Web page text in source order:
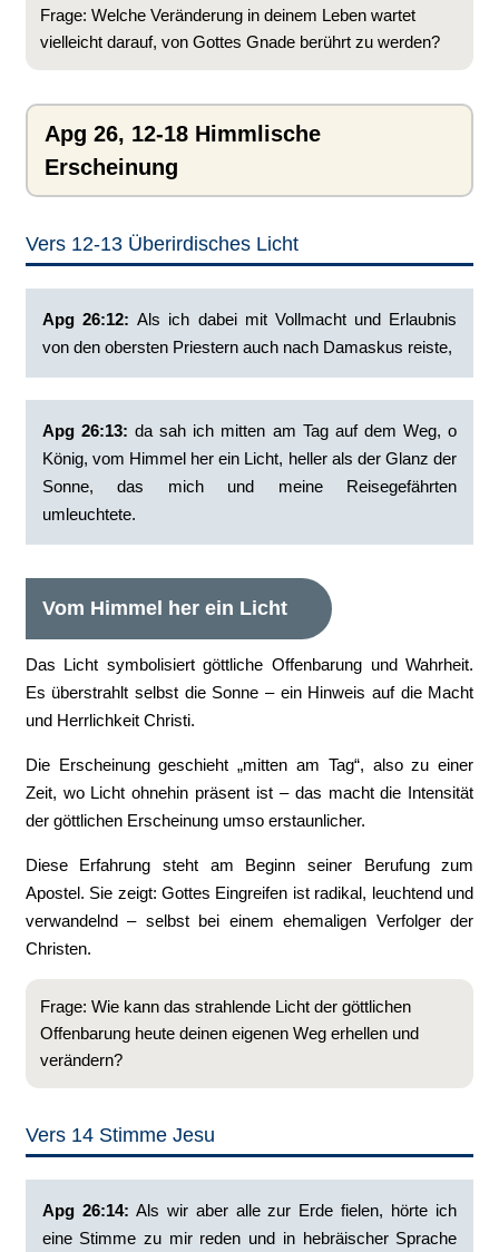
Frage: Welche Veränderung in deinem Leben wartet
vielleicht darauf, von Gottes Gnade berührt zu werden?
Apg 26, 12-18 Himmlische
Erscheinung
Vers 12-13 Überirdisches Licht
Apg 26:12:‭Als ich dabei mit Vollmacht und Erlaubnis
von den obersten Priestern auch nach Damaskus reiste,
Apg 26:13: ‭da sah ich mitten am Tag auf dem Weg, o
König, vom Himmel her ein Licht, heller als der Glanz der
Sonne, das mich und meine Reisegefährten
umleuchtete.
Vom Himmel her ein Licht
Das Licht symbolisiert göttliche Offenbarung und Wahrheit.
Es überstrahlt selbst die Sonne – ein Hinweis auf die Macht
und Herrlichkeit Christi.
Die Erscheinung geschieht „mitten am Tag“, also zu einer
Zeit, wo Licht ohnehin präsent ist – das macht die Intensität
der göttlichen Erscheinung umso erstaunlicher.
Diese Erfahrung steht am Beginn seiner Berufung zum
Apostel. Sie zeigt: Gottes Eingreifen ist radikal, leuchtend und
verwandelnd – selbst bei einem ehemaligen Verfolger der
Christen.
Frage: Wie kann das strahlende Licht der göttlichen
Offenbarung heute deinen eigenen Weg erhellen und
verändern?
Vers 14 Stimme Jesu
Apg 26:14: ‭Als wir aber alle zur Erde fielen, hörte ich
eine Stimme zu mir reden und in hebräischer Sprache